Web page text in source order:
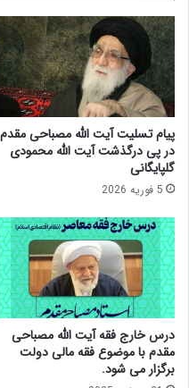
ش
ا
ر
ا
و
ر
ا
ق
و
ک
ا
ل
ت
ب
ر
ا
ی
ت
أ
م
ی
م
ق
د
م
ب
ا
خ
ب
ر
گ
ز
ا
ر
ی
م
ه
ر
پ
پیام تسلیت آیت الله مصباحی مقدم
در پی درگذشت آیت الله محمودی
گلپایگانی
5 فوریه 2026
درس خارج فقه آیت الله مصباحی
مقدم با موضوع فقه مالی دولت
برگزار می شود.